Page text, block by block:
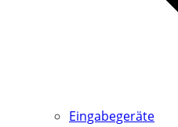
Eingabegeräte